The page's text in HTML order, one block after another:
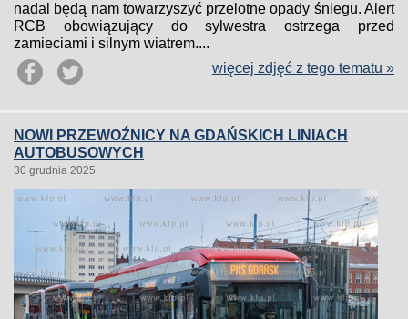
nadal będą nam towarzyszyć przelotne opady śniegu. Alert
RCB obowiązujący do sylwestra ostrzega przed
zamieciami i silnym wiatrem....
więcej zdjęć z tego tematu »
NOWI PRZEWOŹNICY NA GDAŃSKICH LINIACH
AUTOBUSOWYCH
30 grudnia 2025